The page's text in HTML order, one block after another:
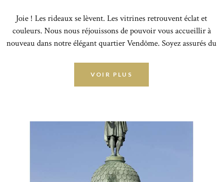
Joie ! Les rideaux se lèvent. Les vitrines retrouvent éclat et
couleurs. Nous nous réjouissons de pouvoir vous accueillir à
nouveau dans notre élégant quartier Vendôme. Soyez assurés du
VOIR PLUS